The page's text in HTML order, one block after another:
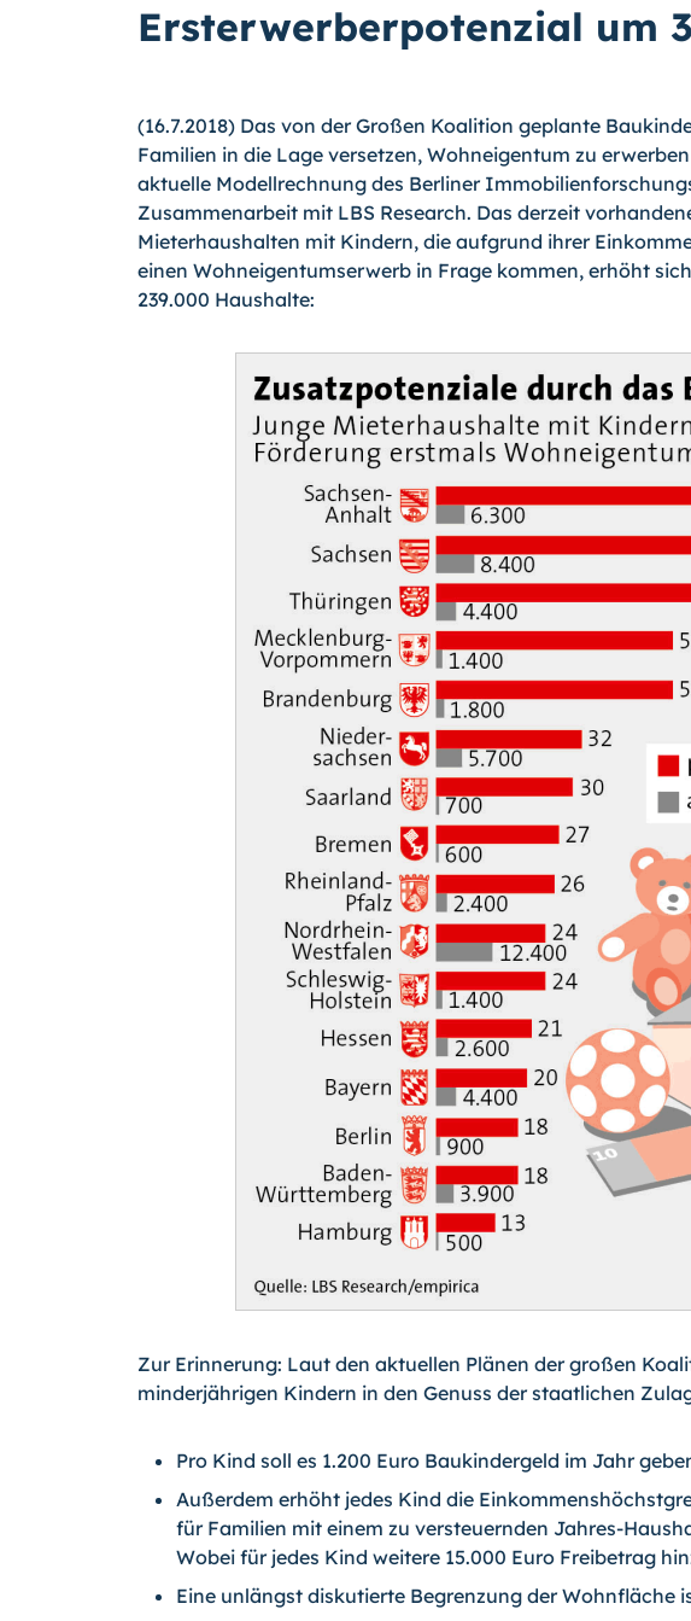
Ersterwerberpotenzial um
(16.7.2018) Das von der Großen Koalition geplante
Familien in die Lage versetzen, Wohneigentum zu
aktuelle Modellrechnung des Berliner
Zusammenarbeit mit LBS Research. Das derzeit
Mieterhaushalten mit Kindern, die aufgrund ihrer
einen Wohneigentumserwerb in Frage kommen, erhöht
239.000 Haushalte:
Zur Erinnerung: Laut den aktuellen Plänen der großen
minderjährigen Kindern in den Genuss der staatlichen
Pro Kind soll es 1.200 Euro Baukindergeld im Jahr
Außerdem erhöht jedes Kind die
für Familien mit einem zu versteuernden Jahres-
Wobei für jedes Kind weitere 15.000 Euro Freibetrag
Eine unlängst diskutierte Begrenzung der Wohnfläche